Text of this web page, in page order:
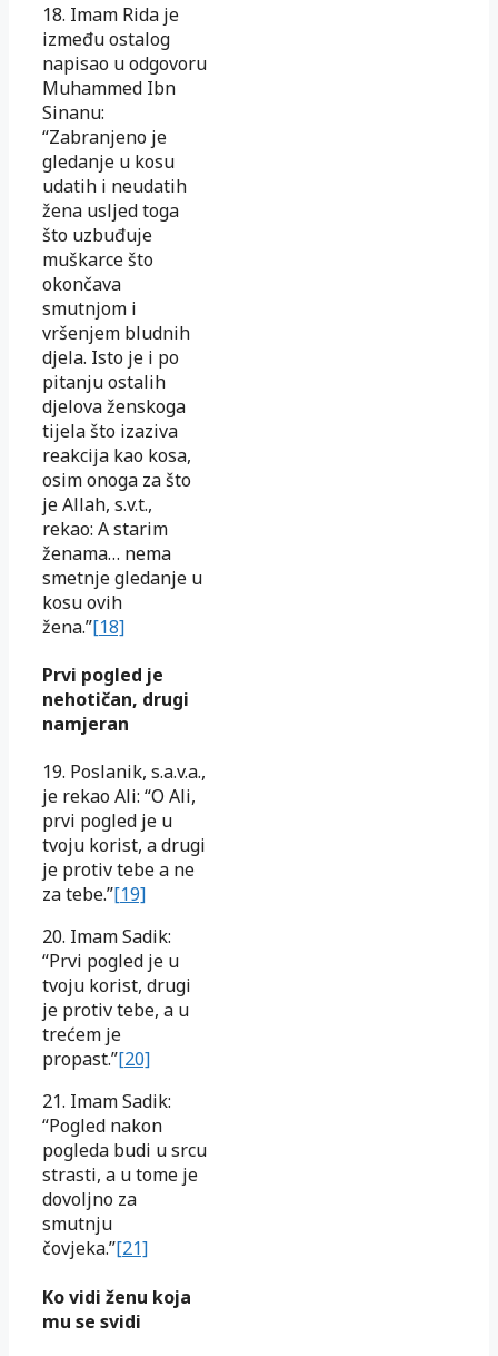
18. Imam Rida je
između ostalog
napisao u odgovoru
Muhammed Ibn
Sinanu:
“Zabranjeno je
gledanje u kosu
udatih i neudatih
žena usljed toga
što uzbuđuje
muškarce što
okončava
smutnjom i
vršenjem bludnih
djela. Isto je i po
pitanju ostalih
djelova ženskoga
tijela što izaziva
reakcija kao kosa,
osim onoga za što
je Allah, s.v.t.,
rekao: A starim
ženama… nema
smetnje gledanje u
kosu ovih
žena.”[18]
Prvi pogled je
nehotičan, drugi
namjeran
19. Poslanik, s.a.v.a.,
je rekao Ali: “O Ali,
prvi pogled je u
tvoju korist, a drugi
je protiv tebe a ne
za tebe.”[19]
20. Imam Sadik:
“Prvi pogled je u
tvoju korist, drugi
je protiv tebe, a u
trećem je
propast.”[20]
21. Imam Sadik:
“Pogled nakon
pogleda budi u srcu
strasti, a u tome je
dovoljno za
smutnju
čovjeka.”[21]
Ko vidi ženu koja
mu se svidi